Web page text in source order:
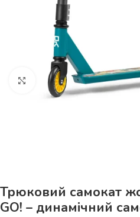
Натисніть, щоб збільшити
Трюковий самокат
GO! – динамічний